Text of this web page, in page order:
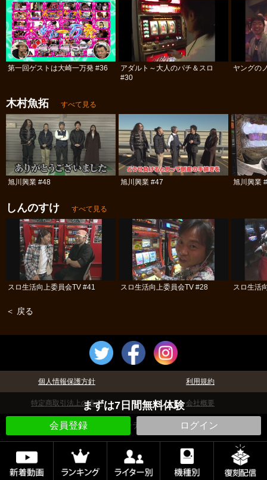
まずは7日間無料体験
会員登録 ログイン
第一回ゲストは大崎一万発 #36
アダルト～大人のパチ＆スロ
#30
ヤングの
木村魚拓 すべて見る
旭川興業 #48 旭川興業 #47 旭川興業
しんのすけ すべて見る
スロ生活向上委員会TV #41 スロ生活向上委員会TV #28 スロ生活
＜ 戻る
個人情報保護方針 利用規約
特定商取引法上の表示 会社概要
©パチテレ！